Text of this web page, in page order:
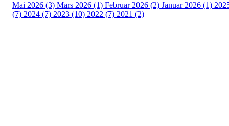
Mai 2026 (3) Mars 2026 (1) Februar 2026 (2) Januar 2026 (1)
(7) 2024 (7) 2023 (10) 2022 (7) 2021 (2)